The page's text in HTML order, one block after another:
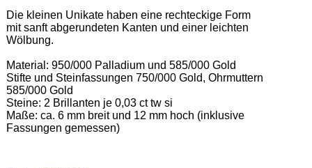
Die kleinen Unikate haben eine rechteckige Form
mit sanft abgerundeten Kanten und einer leichten
Wölbung.
Material: 950/000 Palladium und 585/000 Gold
Stifte und Steinfassungen 750/000 Gold, Ohrmuttern
585/000 Gold
Steine: 2 Brillanten je 0,03 ct tw si
Maße: ca. 6 mm breit und 12 mm hoch (inklusive
Fassungen gemessen)